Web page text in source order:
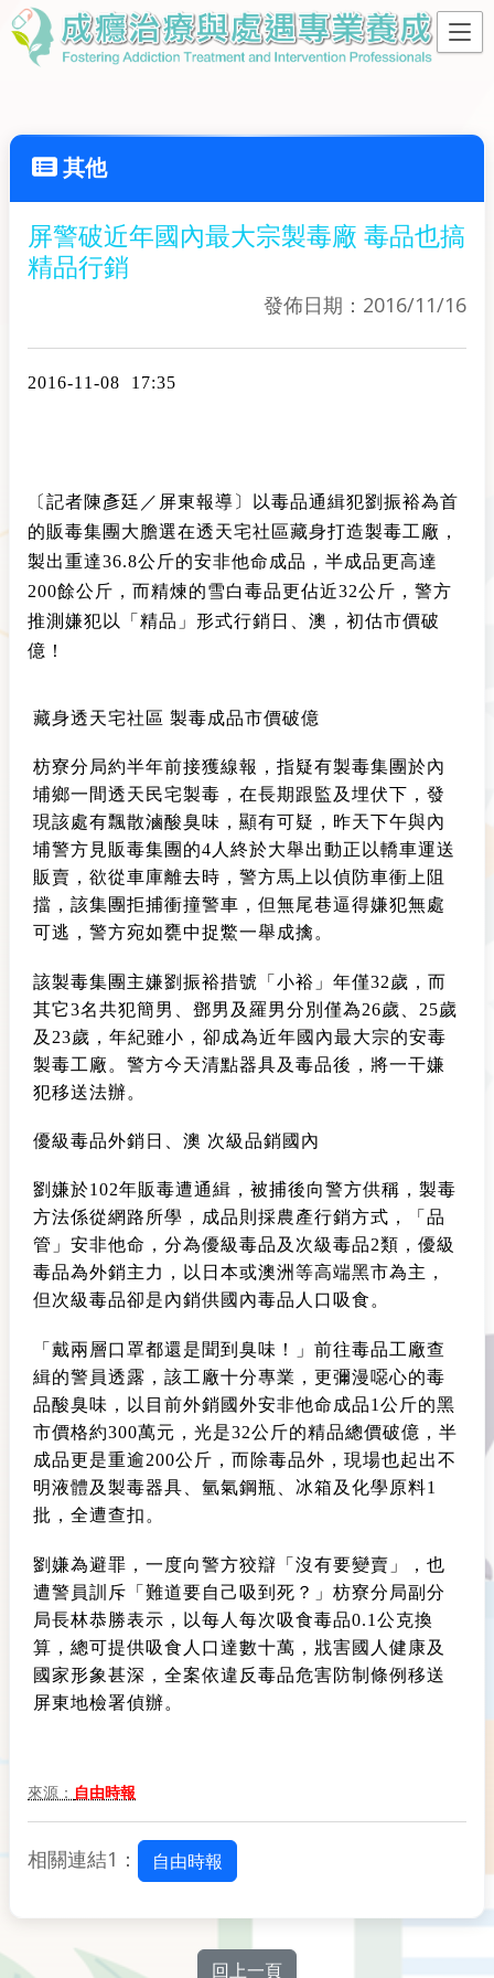
其他
屏警破近年國內最大宗製毒廠 毒品也搞
精品行銷
發佈日期：2016/11/16
2016-11-08 17:35
〔記者陳彥廷／屏東報導〕以毒品通緝犯劉振裕為首
的販毒集團大膽選在透天宅社區藏身打造製毒工廠，
製出重達36.8公斤的安非他命成品，半成品更高達
200餘公斤，而精煉的雪白毒品更佔近32公斤，警方
推測嫌犯以「精品」形式行銷日、澳，初估市價破
億！
藏身透天宅社區 製毒成品市價破億
枋寮分局約半年前接獲線報，指疑有製毒集團於內
埔鄉一間透天民宅製毒，在長期跟監及埋伏下，發
現該處有飄散滷酸臭味，顯有可疑，昨天下午與內
埔警方見販毒集團的4人終於大舉出動正以轎車運送
販賣，欲從車庫離去時，警方馬上以偵防車衝上阻
擋，該集團拒捕衝撞警車，但無尾巷逼得嫌犯無處
可逃，警方宛如甕中捉鱉一舉成擒。
該製毒集團主嫌劉振裕措號「小裕」年僅32歲，而
其它3名共犯簡男、鄧男及羅男分別僅為26歲、25歲
及23歲，年紀雖小，卻成為近年國內最大宗的安毒
製毒工廠。警方今天清點器具及毒品後，將一干嫌
犯移送法辦。
優級毒品外銷日、澳 次級品銷國內
劉嫌於102年販毒遭通緝，被捕後向警方供稱，製毒
方法係從網路所學，成品則採農產行銷方式，「品
管」安非他命，分為優級毒品及次級毒品2類，優級
毒品為外銷主力，以日本或澳洲等高端黑市為主，
但次級毒品卻是內銷供國內毒品人口吸食。
「戴兩層口罩都還是聞到臭味！」前往毒品工廠查
緝的警員透露，該工廠十分專業，更彌漫噁心的毒
品酸臭味，以目前外銷國外安非他命成品1公斤的黑
市價格約300萬元，光是32公斤的精品總價破億，半
成品更是重逾200公斤，而除毒品外，現場也起出不
明液體及製毒器具、氫氣鋼瓶、冰箱及化學原料1
批，全遭查扣。
劉嫌為避罪，一度向警方狡辯「沒有要變賣」，也
遭警員訓斥「難道要自己吸到死？」枋寮分局副分
局長林恭勝表示，以每人每次吸食毒品0.1公克換
算，總可提供吸食人口達數十萬，戕害國人健康及
國家形象甚深，全案依違反毒品危害防制條例移送
屏東地檢署偵辦。
來源： 自由時報
相關連結1： 自由時報
回上一頁